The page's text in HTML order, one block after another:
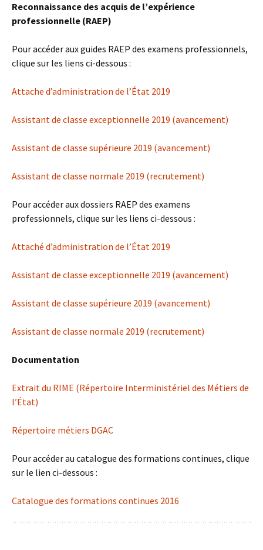
Reconnaissance des acquis de l’expérience
professionnelle (RAEP)
Pour accéder aux guides RAEP des examens professionnels,
clique sur les liens ci-dessous :
Attache d’administration de l’État 2019
Assistant de classe exceptionnelle 2019 (avancement)
Assistant de classe supérieure 2019 (avancement)
Assistant de classe normale 2019 (recrutement)
Pour accéder aux dossiers RAEP des examens
professionnels, clique sur les liens ci-dessous :
Attaché d’administration de l’État 2019
Assistant de classe exceptionnelle 2019 (avancement)
Assistant de classe supérieure 2019 (avancement)
Assistant de classe normale 2019 (recrutement)
Documentation
Extrait du RIME (Répertoire Interministériel des Métiers de
l’État)
Répertoire métiers DGAC
Pour accéder au catalogue des formations continues, clique
sur le lien ci-dessous :
Catalogue des formations continues 2016